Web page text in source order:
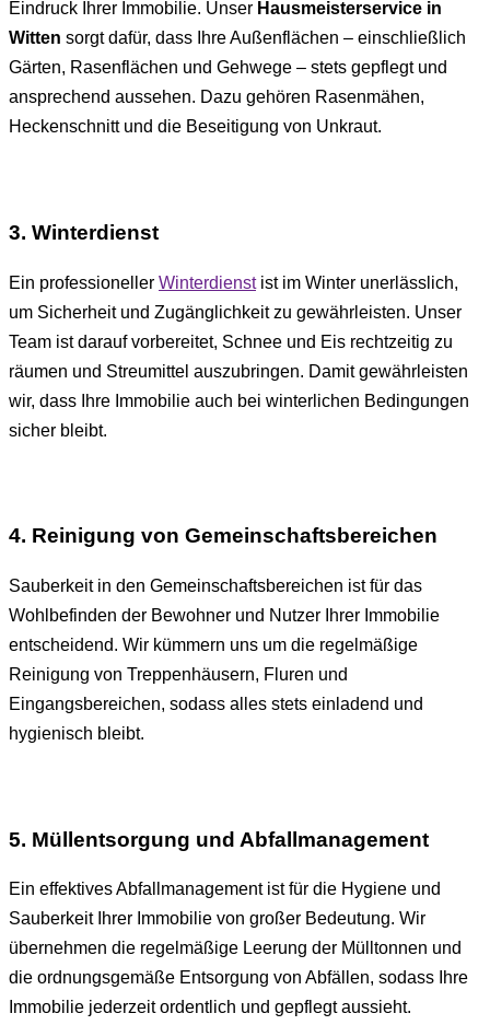
Eindruck Ihrer Immobilie. Unser Hausmeisterservice in
Witten sorgt dafür, dass Ihre Außenflächen – einschließlich
Gärten, Rasenflächen und Gehwege – stets gepflegt und
ansprechend aussehen. Dazu gehören Rasenmähen,
Heckenschnitt und die Beseitigung von Unkraut.
3. Winterdienst
Ein professioneller Winterdienstist im Winter unerlässlich,
um Sicherheit und Zugänglichkeit zu gewährleisten. Unser
Team ist darauf vorbereitet, Schnee und Eis rechtzeitig zu
räumen und Streumittel auszubringen. Damit gewährleisten
wir, dass Ihre Immobilie auch bei winterlichen Bedingungen
sicher bleibt.
4. Reinigung von Gemeinschaftsbereichen
Sauberkeit in den Gemeinschaftsbereichen ist für das
Wohlbefinden der Bewohner und Nutzer Ihrer Immobilie
entscheidend. Wir kümmern uns um die regelmäßige
Reinigung von Treppenhäusern, Fluren und
Eingangsbereichen, sodass alles stets einladend und
hygienisch bleibt.
5. Müllentsorgung und Abfallmanagement
Ein effektives Abfallmanagement ist für die Hygiene und
Sauberkeit Ihrer Immobilie von großer Bedeutung. Wir
übernehmen die regelmäßige Leerung der Mülltonnen und
die ordnungsgemäße Entsorgung von Abfällen, sodass Ihre
Immobilie jederzeit ordentlich und gepflegt aussieht.